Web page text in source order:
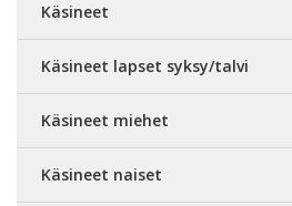
Käsineet
Käsineet lapset syksy/talvi
Käsineet miehet
Käsineet naiset